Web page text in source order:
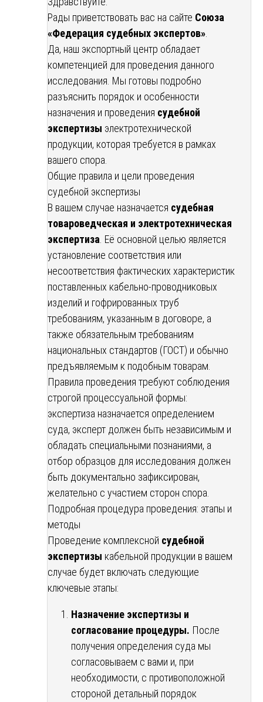
Рады приветствовать вас на сайте Союза
«Федерация судебных экспертов»
Да, наш экспортный центр обладает
компетенцией для проведения данного
исследования. Мы готовы подробно
разъяснить порядок и особенности
назначения и проведения судебной
экспертизы электротехнической
продукции, которая требуется в рамках
вашего спора.
Общие правила и цели проведения
судебной экспертизы
В вашем случае назначается судебная
товароведческая и электротехническая
экспертиза . Её основной целью является
установление соответствия или
несоответствия фактических характеристик
поставленных кабельно-проводниковых
изделий и гофрированных труб
требованиям, указанным в договоре, а
также обязательным требованиям
национальных стандартов (ГОСТ) и обычно
предъявляемым к подобным товарам.
Правила проведения требуют соблюдения
строгой процессуальной формы:
экспертиза назначается определением
суда, эксперт должен быть независимым и
обладать специальными познаниями, а
отбор образцов для исследования должен
быть документально зафиксирован,
желательно с участием сторон спора.
Подробная процедура проведения: этапы и
методы
Проведение комплексной судебной
экспертизы кабельной продукции в вашем
случае будет включать следующие
ключевые этапы:
Назначение экспертизы и
согласование процедуры. После
получения определения суда мы
согласовываем с вами и, при
необходимости, с противоположной
стороной детальный порядок